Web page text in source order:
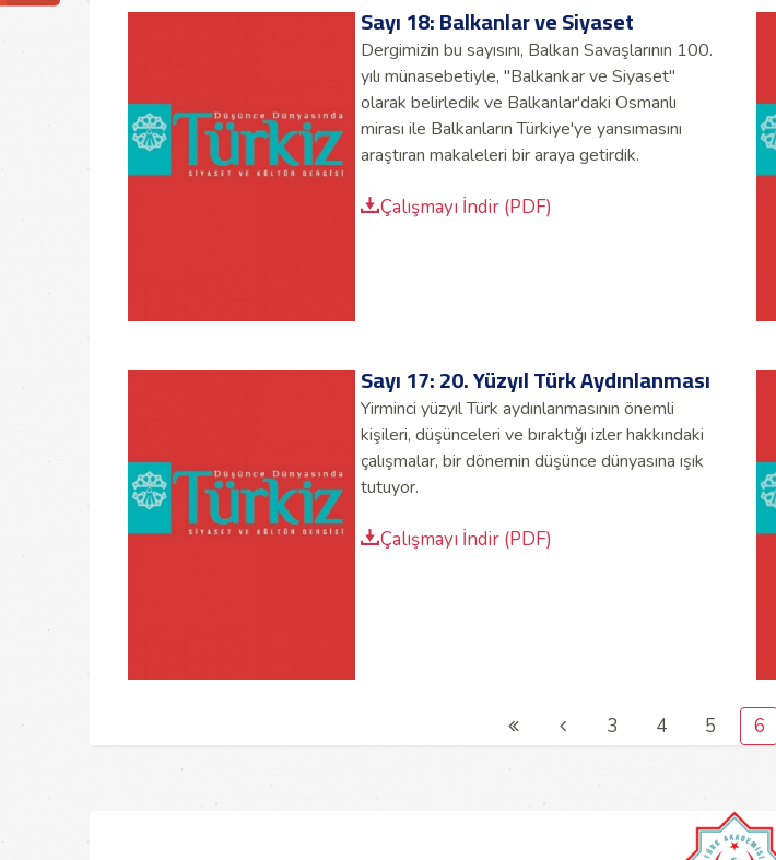
Sayı 18: Balkanlar ve Siyaset
Dergimizin bu sayısını, Balkan Savaşlarının 100.
yılı münasebetiyle, "Balkankar ve Siyaset"
olarak belirledik ve Balkanlar'daki Osmanlı
mirası ile Balkanların Türkiye'ye yansımasını
araştıran makaleleri bir araya getirdik.
Çalışmayı İndir (PDF)
Sayı 17: 20. Yüzyıl Türk Aydınlanması
Yirminci yüzyıl Türk aydınlanmasının önemli
kişileri, düşünceleri ve bıraktığı izler hakkındaki
çalışmalar, bir dönemin düşünce dünyasına ışık
tutuyor.
Çalışmayı İndir (PDF)
3 4 5 6